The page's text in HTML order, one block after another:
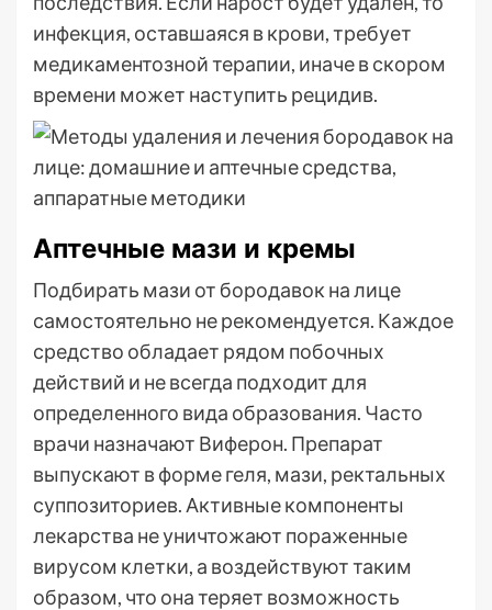
инфекция, оставшаяся в крови, требует
медикаментозной терапии, иначе в скором
времени может наступить рецидив.
Аптечные мази и кремы
Подбирать мази от бородавок на лице
самостоятельно не рекомендуется. Каждое
средство обладает рядом побочных
действий и не всегда подходит для
определенного вида образования. Часто
врачи назначают Виферон. Препарат
выпускают в форме геля, мази, ректальных
суппозиториев. Активные компоненты
лекарства не уничтожают пораженные
вирусом клетки, а воздействуют таким
образом, что она теряет возможность